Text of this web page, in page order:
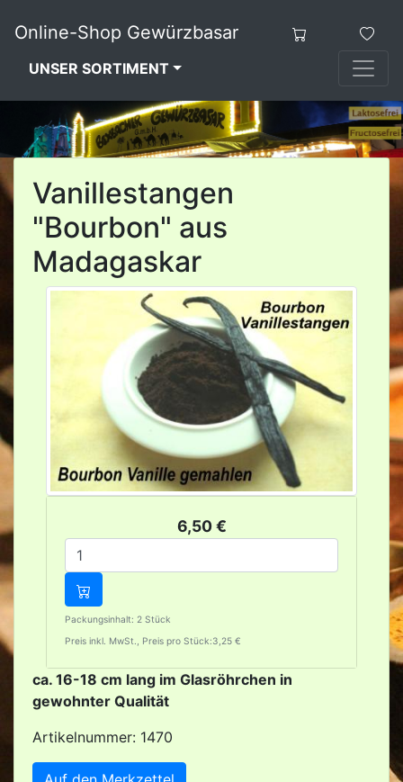
Online-Shop Gewürzbasar
UNSER SORTIMENT
Vanillestangen
"Bourbon" aus
Madagaskar
6,50 €
Packungsinhalt: 2 Stück
Preis inkl. MwSt., Preis pro Stück:3,25 €
ca. 16-18 cm lang im Glasröhrchen in
gewohnter Qualität
Artikelnummer: 1470